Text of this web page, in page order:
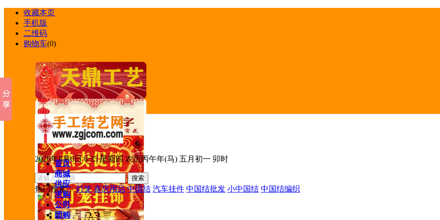
收藏本页
手机版
二维码
购物车(0)
2026年8月6日 6:35 星期四 农历丙午年(马) 五月初一 卯时
热门搜索：灯笼 喜庆用品 中国结 汽车挂件 中国结批发 小中国结 中国结编织
首页
商城
供应
求购
公司
团购